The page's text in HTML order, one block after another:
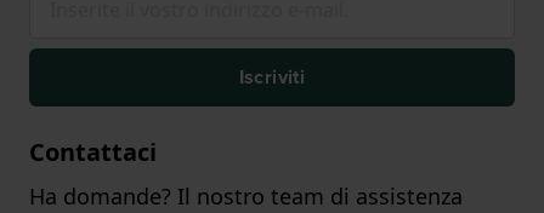
Iscriviti
Contattaci
Ha domande? Il nostro team di assistenza